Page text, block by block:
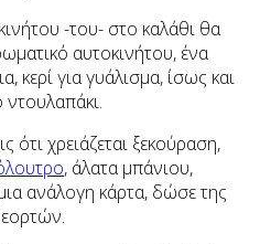
-του- στο καλάθι θα
αυτοκινήτου, ένα
κερί για γυάλισμα, ίσως και
ντουλαπάκι.
ότι χρειάζεται ξεκούραση,
, άλατα μπάνιου,
ανάλογη κάρτα, δώσε της